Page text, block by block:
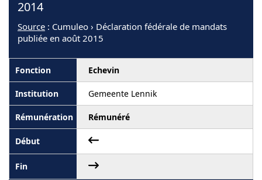
2014
Source : Cumuleo › Déclaration fédérale de mandats
publiée en août 2015
Echevin
Gemeente Lennik
Rémunéré